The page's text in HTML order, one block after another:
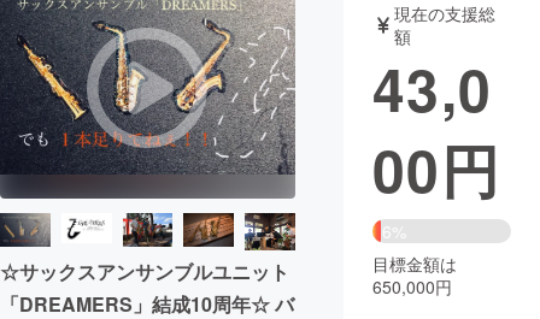
テクノロジー・ガジェット
映像・映画 書籍・雑誌
ビジネス・起業 チャレンジ
まちづくり・地域活性化
CAMPFIRE for Social Good CAMPFIRE Creation
☆サックスアンサンブルユニット
「DREAMERS」結成10周年☆ バ
現在の支援総
額
43,0
00円
6%
目標金額は
650,000円